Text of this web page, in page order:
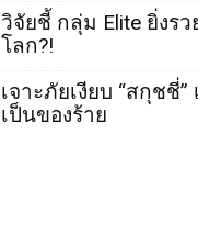
วิจัยชี้ กลุ่ม Elite ยิ่งรว
โลก?!
เจาะภัยเงียบ “สกุชชี่
เป็นของร้าย